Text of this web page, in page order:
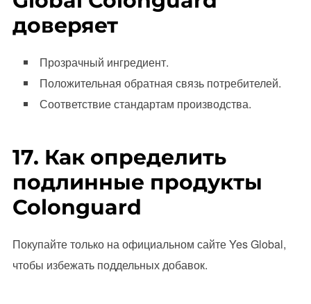
доверяет
Прозрачный ингредиент.
Положительная обратная связь потребителей.
Соответствие стандартам производства.
17. Как определить
подлинные продукты
Colonguard
Покупайте только на официальном сайте Yes Global,
чтобы избежать поддельных добавок.